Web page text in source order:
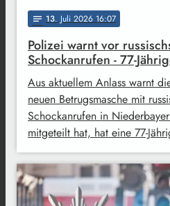
notes 13. Juli 2026 16:07
Polizei warnt vor
Schockanrufen - 77-
Aus aktuellem Anlass warnt
neuen Betrugsmasche mit
Schockanrufen in
mitgeteilt hat, hat eine 77-